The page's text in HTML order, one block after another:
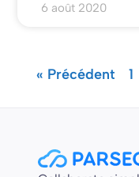
6 août 2020
« Précédent 1